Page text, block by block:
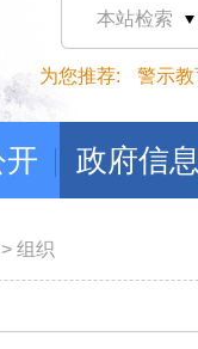
本站检索
为您推荐: 警示教
政府信
> 组织